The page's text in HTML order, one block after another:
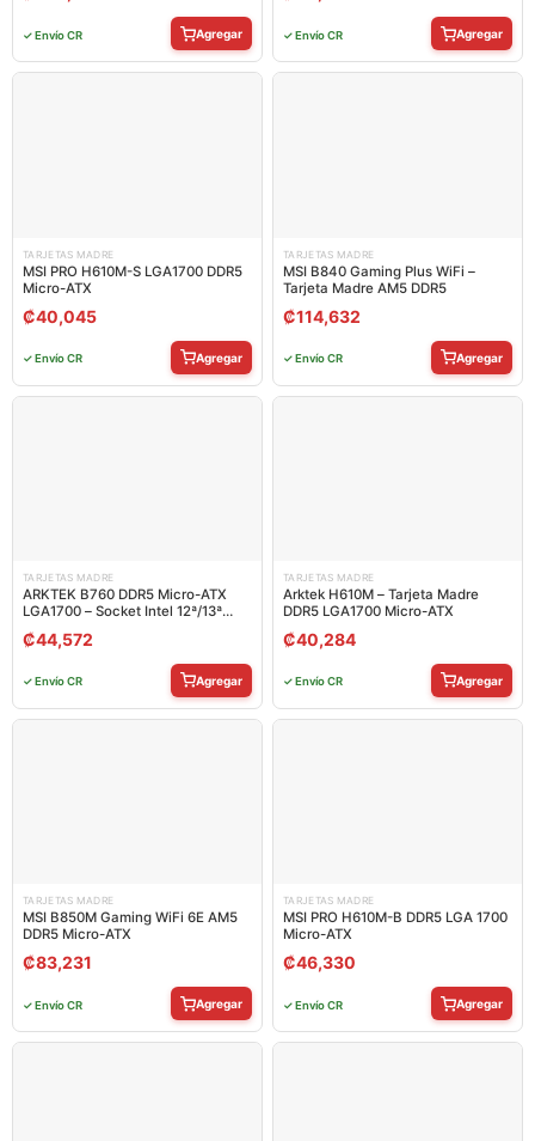
✓ Envío CR Agregar ✓ Envío CR Agregar
TARJETAS MADRE
MSI PRO H610M-S LGA1700 DDR5
Micro-ATX
₡40,045
✓ Envío CR Agregar
TARJETAS MADRE
MSI B840 Gaming Plus WiFi –
Tarjeta Madre AM5 DDR5
₡114,632
✓ Envío CR Agregar
TARJETAS MADRE
ARKTEK B760 DDR5 Micro-ATX
LGA1700 – Socket Intel 12ª/13ª
Gen
₡44,572
✓ Envío CR Agregar
TARJETAS MADRE
Arktek H610M – Tarjeta Madre
DDR5 LGA1700 Micro-ATX
₡40,284
✓ Envío CR Agregar
TARJETAS MADRE
MSI B850M Gaming WiFi 6E AM5
DDR5 Micro-ATX
₡83,231
✓ Envío CR Agregar
TARJETAS MADRE
MSI PRO H610M-B DDR5 LGA 1700
Micro-ATX
₡46,330
✓ Envío CR Agregar